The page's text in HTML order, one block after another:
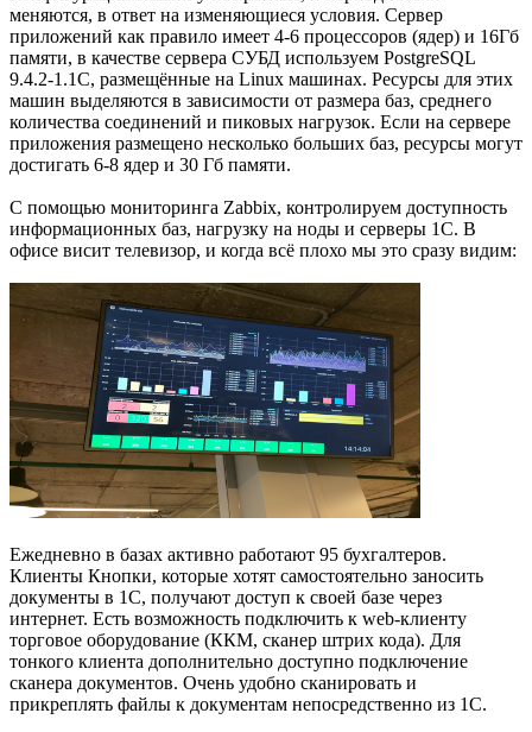
меняются, в ответ на изменяющиеся условия. Сервер
приложений как правило имеет 4-6 процессоров (ядер) и 16Гб
памяти, в качестве сервера СУБД используем PostgreSQL
9.4.2-1.1C, размещённые на Linux машинах. Ресурсы для этих
машин выделяются в зависимости от размера баз, среднего
количества соединений и пиковых нагрузок. Если на сервере
приложения размещено несколько больших баз, ресурсы могут
достигать 6-8 ядер и 30 Гб памяти.
С помощью мониторинга Zabbix, контролируем доступность
информационных баз, нагрузку на ноды и серверы 1С. В
офисе висит телевизор, и когда всё плохо мы это сразу видим:
Ежедневно в базах активно работают 95 бухгалтеров.
Клиенты Кнопки, которые хотят самостоятельно заносить
документы в 1С, получают доступ к своей базе через
интернет. Есть возможность подключить к web-клиенту
торговое оборудование (ККМ, сканер штрих кода). Для
тонкого клиента дополнительно доступно подключение
сканера документов. Очень удобно сканировать и
прикреплять файлы к документам непосредственно из 1С.